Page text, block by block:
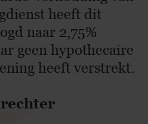
heeft dit
naar 2,75%
geen hypothecaire
heeft verstrekt.